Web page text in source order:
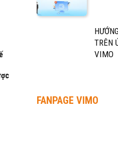
TRÊN
VIMO
FANPAGE VIMO